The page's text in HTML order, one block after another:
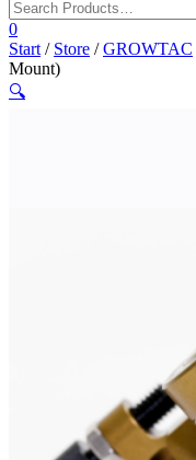
0
Start / Store /GROWTAC
Mount)
🔍